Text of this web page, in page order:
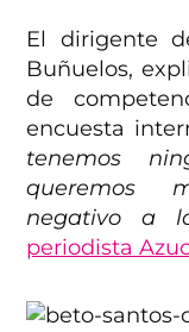
El dirigente
Buñuelos,
de
encuesta
tenemos
queremos
negativo a
periodista